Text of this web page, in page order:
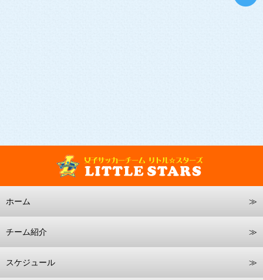
ホーム
チーム紹介
スケジュール